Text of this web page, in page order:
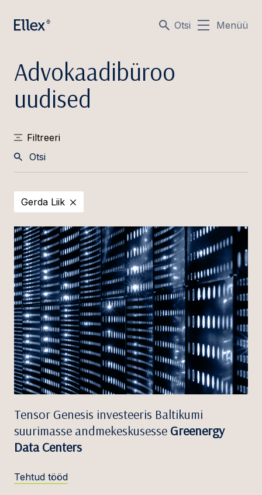
Otsi Menüü
Advokaadibüroo
uudised
Filtreeri
Gerda Liik
Tensor Genesis investeeris Baltikumi
suurimasse andmekeskusesse Greenergy
Data Centers
Tehtud tööd